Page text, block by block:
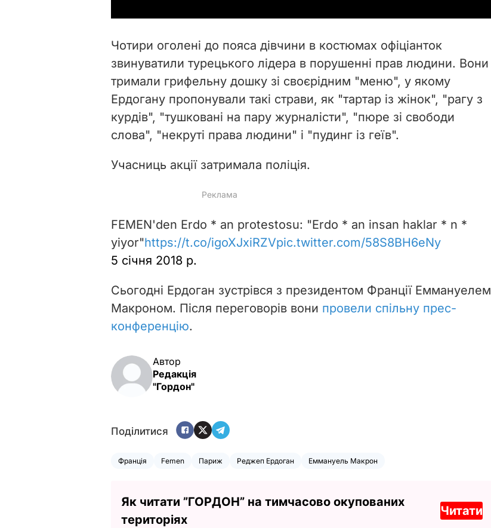
i
d
e
o
Чотири оголені до пояса дівчини в костюмах офіціанток
звинуватили турецького лідера в порушенні прав людини. Вони
тримали грифельну дошку зі своєрідним "меню", у якому
Ердогану пропонували такі страви, як "тартар із жінок", "рагу з
курдів", "тушковані на пару журналісти", "пюре зі свободи
слова", "некруті права людини" і "пудинг із геїв".
Учасниць акції затримала поліція.
FEMEN'den Erdo * an protestosu: "Erdo * an insan haklar * n *
yiyor"https://t.co/igoXJxiRZVpic.twitter.com/58S8BH6eNy
5 січня 2018 р.
Сьогодні Ердоган зустрівся з президентом Франції Еммануелем
Макроном. Після переговорів вони провели спільну прес-
конференцію.
Автор
Редакція
"Гордон"
Поділитися
Франція Femen Париж Реджеп Ердоган Еммануель Макрон
Як читати ”ГОРДОН” на тимчасово окупованих
територіях
Читати